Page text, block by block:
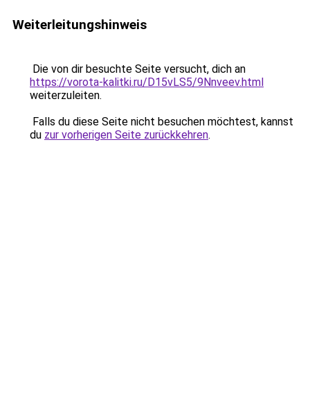
Weiterleitungshinweis
Die von dir besuchte Seite versucht, dich an
https://vorota-kalitki.ru/D15vLS5/9Nnveev.html
weiterzuleiten.
Falls du diese Seite nicht besuchen möchtest, kannst
du zur vorherigen Seite zurückkehren.